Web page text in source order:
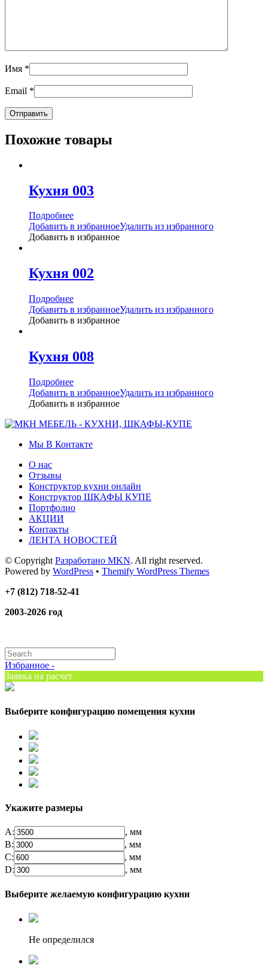
Имя *
Email *
Похожие товары
Кухня 003
Подробнее
Добавить в избранноеУдалить из избранного
Добавить в избранное
Кухня 002
Подробнее
Добавить в избранноеУдалить из избранного
Добавить в избранное
Кухня 008
Подробнее
Добавить в избранноеУдалить из избранного
Добавить в избранное
Мы В Контакте
О нас
Отзывы
Конструктор кухни онлайн
Конструктор ШКАФЫ КУПЕ
Портфолио
АКЦИИ
Контакты
ЛЕНТА НОВОСТЕЙ
© Copyright Разработано MKN. All right reserved.
Powered by WordPress • Themify WordPress Themes
+7 (812) 718-52-41
2003-2026 год
Избранное -
Заявка на расчет
Выберите конфигурацию помещения кухни
Укажите размеры
А:
, мм
B:
, мм
C:
, мм
D:
, мм
Выберите желаемую конфигурацию кухни
Не определился